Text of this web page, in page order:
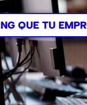
QUE TU